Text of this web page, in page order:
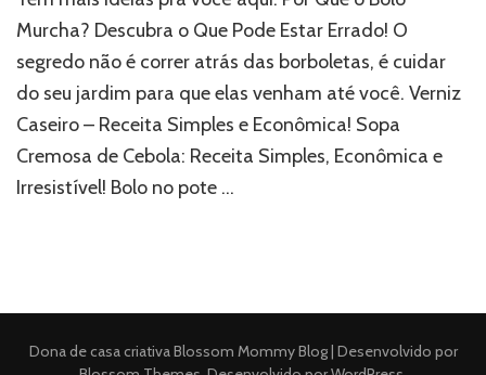
Murcha? Descubra o Que Pode Estar Errado! O
segredo não é correr atrás das borboletas, é cuidar
do seu jardim para que elas venham até você. Verniz
Caseiro – Receita Simples e Econômica! Sopa
Cremosa de Cebola: Receita Simples, Econômica e
Irresistível! Bolo no pote …
Dona de casa criativaBlossom Mommy Blog | Desenvolvido por